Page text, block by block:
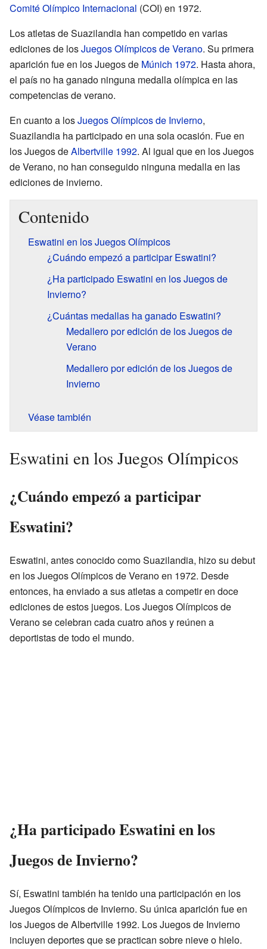
Comité Olímpico Internacional (COI) en 1972.
Los atletas de Suazilandia han competido en varias
ediciones de losJuegos Olímpicos de Verano. Su primera
aparición fue en los Juegos de Múnich 1972. Hasta ahora,
el país no ha ganado ninguna medalla olímpica en las
competencias de verano.
En cuanto a losJuegos Olímpicos de Invierno,
Suazilandia ha participado en una sola ocasión. Fue en
los Juegos deAlbertville 1992. Al igual que en los Juegos
de Verano, no han conseguido ninguna medalla en las
ediciones de invierno.
Contenido
Eswatini en los Juegos Olímpicos
¿Cuándo empezó a participar Eswatini?
¿Ha participado Eswatini en los Juegos de
Invierno?
¿Cuántas medallas ha ganado Eswatini?
Medallero por edición de los Juegos de
Verano
Medallero por edición de los Juegos de
Invierno
Véase también
Eswatini en los Juegos Olímpicos
¿Cuándo empezó a participar
Eswatini?
Eswatini, antes conocido como Suazilandia, hizo su debut
en los Juegos Olímpicos de Verano en 1972. Desde
entonces, ha enviado a sus atletas a competir en doce
ediciones de estos juegos. Los Juegos Olímpicos de
Verano se celebran cada cuatro años y reúnen a
deportistas de todo el mundo.
¿Ha participado Eswatini en los
Juegos de Invierno?
Sí, Eswatini también ha tenido una participación en los
Juegos Olímpicos de Invierno. Su única aparición fue en
los Juegos de Albertville 1992. Los Juegos de Invierno
incluyen deportes que se practican sobre nieve o hielo.